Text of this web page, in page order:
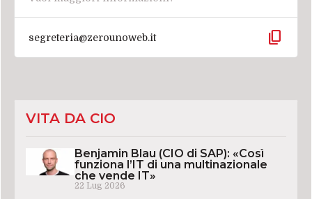
segreteria@zerounoweb.it content_copy
VITA DA CIO
Benjamin Blau (CIO di SAP): «Così
funziona l’IT di una multinazionale
che vende IT»
22 Lug 2026